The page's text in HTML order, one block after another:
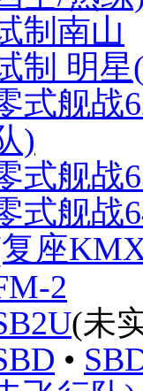
制南山
制 明
式舰战
)
式舰战
式舰战
座
2
(未
•